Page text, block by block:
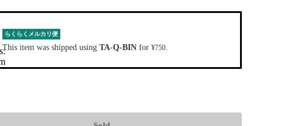
らくらくメルカリ便
This item was shipped using TA-Q-BINfor ¥750.